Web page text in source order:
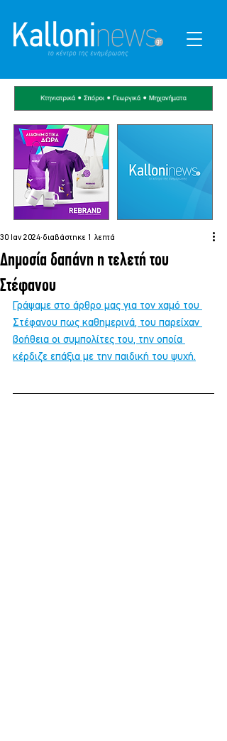
Δημοσία δαπάνη η τελετή του
Στέφανου
30 Ιαν 2024 διαβάστηκε 1 λεπτά
Γράψαμε στο άρθρο μας για τον χαμό του
Στέφανου πως καθημερινά, του παρείχαν
βοήθεια οι συμπολίτες του, την οποία
κέρδιζε επάξια με την παιδική του ψυχή.